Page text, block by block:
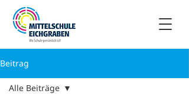
Beitrag
Alle Beiträge